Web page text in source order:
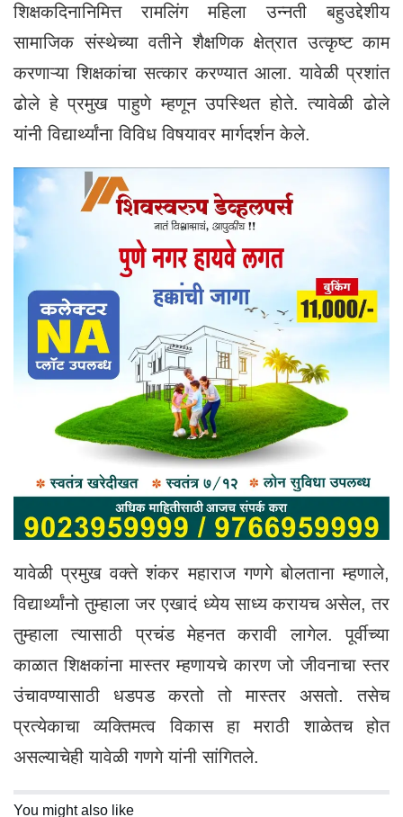
शिक्षकदिनानिमित्त रामलिंग महिला उन्नती बहुउद्देशीय
सामाजिक संस्थेच्या वतीने शैक्षणिक क्षेत्रात उत्कृष्ट काम
करणाऱ्या शिक्षकांचा सत्कार करण्यात आला. यावेळी प्रशांत
ढोले हे प्रमुख पाहुणे म्हणून उपस्थित होते. त्यावेळी ढोले
यांनी विद्यार्थ्यांना विविध विषयावर मार्गदर्शन केले.
यावेळी प्रमुख वक्ते शंकर महाराज गणगे बोलताना म्हणाले,
विद्यार्थ्यांनो तुम्हाला जर एखादं ध्येय साध्य करायच असेल, तर
तुम्हाला त्यासाठी प्रचंड मेहनत करावी लागेल. पूर्वीच्या
काळात शिक्षकांना मास्तर म्हणायचे कारण जो जीवनाचा स्तर
उंचावण्यासाठी धडपड करतो तो मास्तर असतो. तसेच
प्रत्येकाचा व्यक्तिमत्व विकास हा मराठी शाळेतच होत
असल्याचेही यावेळी गणगे यांनी सांगितले.
You might also like